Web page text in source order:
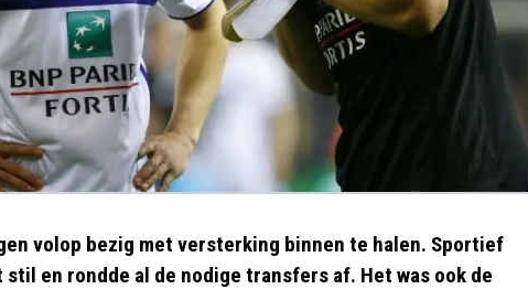
volop bezig met versterking binnen te halen. Sportief
stil en rondde al de nodige transfers af. Het was ook de